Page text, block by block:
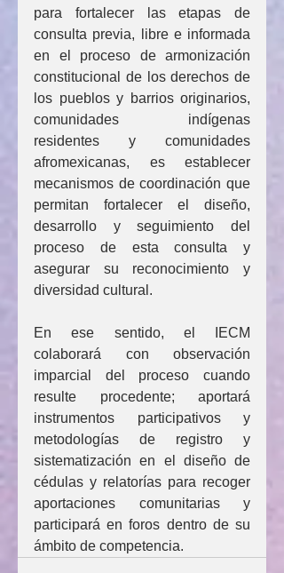
para fortalecer las etapas de
consulta previa, libre e informada
en el proceso de armonización
constitucional de los derechos de
los pueblos y barrios originarios,
comunidades indígenas
residentes y comunidades
afromexicanas, es establecer
mecanismos de coordinación que
permitan fortalecer el diseño,
desarrollo y seguimiento del
proceso de esta consulta y
asegurar su reconocimiento y
diversidad cultural.
En ese sentido, el IECM
colaborará con observación
imparcial del proceso cuando
resulte procedente; aportará
instrumentos participativos y
metodologías de registro y
sistematización en el diseño de
cédulas y relatorías para recoger
aportaciones comunitarias y
participará en foros dentro de su
ámbito de competencia.